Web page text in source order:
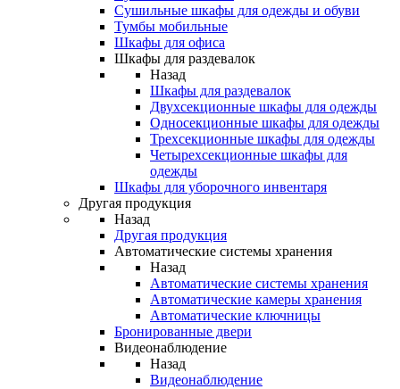
Сушильные шкафы для одежды и обуви
Тумбы мобильные
Шкафы для офиса
Шкафы для раздевалок
Назад
Шкафы для раздевалок
Двухсекционные шкафы для одежды
Односекционные шкафы для одежды
Трехсекционные шкафы для одежды
Четырехсекционные шкафы для
одежды
Шкафы для уборочного инвентаря
Другая продукция
Назад
Другая продукция
Автоматические системы хранения
Назад
Автоматические системы хранения
Автоматические камеры хранения
Автоматические ключницы
Бронированные двери
Видеонаблюдение
Назад
Видеонаблюдение